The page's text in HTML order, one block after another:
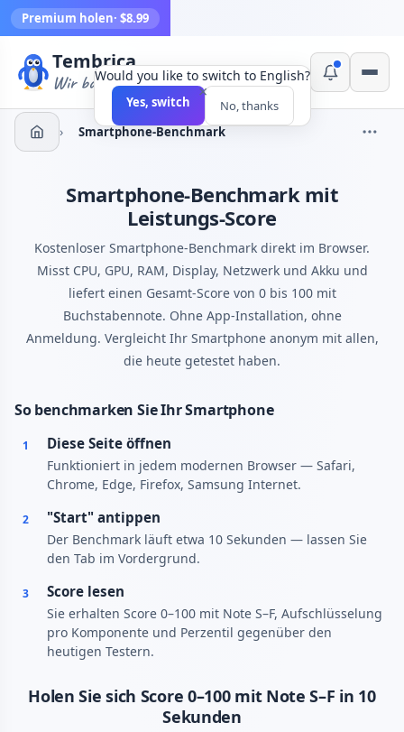
Premium holen· $8.99
Tembrica
Wir bauen Werkzeuge
› Smartphone-Benchmark
Smartphone-Benchmark mit
Leistungs-Score
Kostenloser Smartphone-Benchmark direkt im Browser.
Misst CPU, GPU, RAM, Display, Netzwerk und Akku und
liefert einen Gesamt-Score von 0 bis 100 mit
Buchstabennote. Ohne App-Installation, ohne
Anmeldung. Vergleicht Ihr Smartphone anonym mit allen,
die heute getestet haben.
So benchmarken Sie Ihr Smartphone
1 Diese Seite öffnen
Funktioniert in jedem modernen Browser — Safari,
Chrome, Edge, Firefox, Samsung Internet.
2 "Start" antippen
Der Benchmark läuft etwa 10 Sekunden — lassen Sie
den Tab im Vordergrund.
3 Score lesen
Sie erhalten Score 0–100 mit Note S–F, Aufschlüsselung
pro Komponente und Perzentil gegenüber den
heutigen Testern.
Holen Sie sich Score 0–100 mit Note S–F in 10
Sekunden
×
Would you like to switch to English?
Yes, switch No, thanks